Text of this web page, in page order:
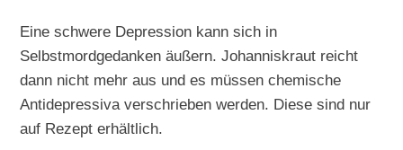
Eine schwere Depression kann sich in
Selbstmordgedanken äußern. Johanniskraut reicht
dann nicht mehr aus und es müssen chemische
Antidepressiva verschrieben werden. Diese sind nur
auf Rezept erhältlich.